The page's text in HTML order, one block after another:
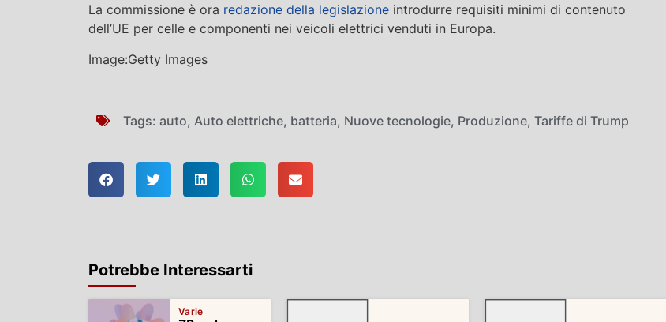
La commissione è ora redazione della legislazione introdurre requisiti minimi di contenuto
dell’UE per celle e componenti nei veicoli elettrici venduti in Europa.
Image:Getty Images
Tags: auto, Auto elettriche, batteria, Nuove tecnologie, Produzione, Tariffe di Trump
Potrebbe Interessarti
Varie